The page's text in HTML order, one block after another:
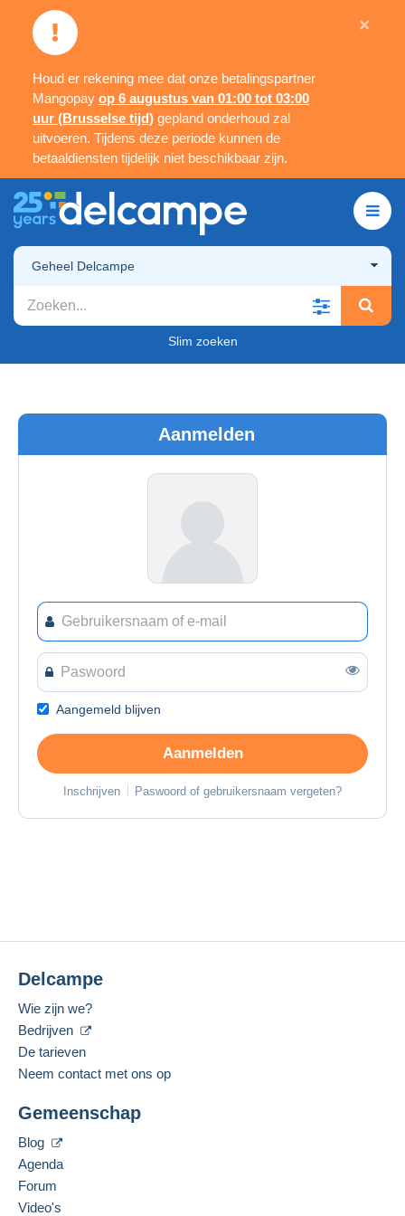
Houd er rekening mee dat onze betalingspartner
Mangopay op 6 augustus van 01:00 tot 03:00
uur (Brusselse tijd) gepland onderhoud zal
uitvoeren. Tijdens deze periode kunnen de
betaaldiensten tijdelijk niet beschikbaar zijn.
×
Geheel Delcampe
Slim zoeken
Aanmelden
Aangemeld blijven
Aanmelden
Inschrijven Paswoord of gebruikersnaam vergeten?
Delcampe
Wie zijn we?
Bedrijven
De tarieven
Neem contact met ons op
Gemeenschap
Blog
Agenda
Forum
Video's